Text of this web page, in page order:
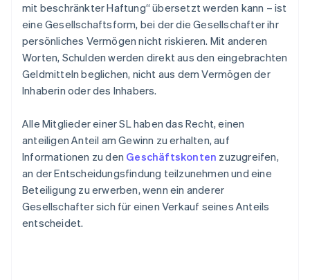
mit beschränkter Haftung“ übersetzt werden kann – ist
eine Gesellschaftsform, bei der die Gesellschafter ihr
persönliches Vermögen nicht riskieren. Mit anderen
Worten, Schulden werden direkt aus den eingebrachten
Geldmitteln beglichen, nicht aus dem Vermögen der
Inhaberin oder des Inhabers.
Alle Mitglieder einer SL haben das Recht, einen
anteiligen Anteil am Gewinn zu erhalten, auf
Informationen zu den Geschäftskonten zuzugreifen,
an der Entscheidungsfindung teilzunehmen und eine
Beteiligung zu erwerben, wenn ein anderer
Gesellschafter sich für einen Verkauf seines Anteils
entscheidet.